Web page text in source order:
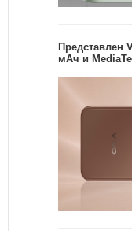
Представлен
мАч и